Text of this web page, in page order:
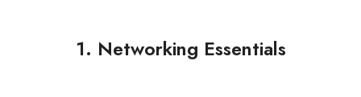
1. Networking Essentials